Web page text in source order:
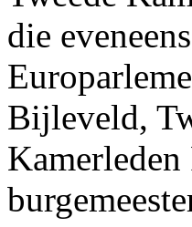
die
Bijleveld,